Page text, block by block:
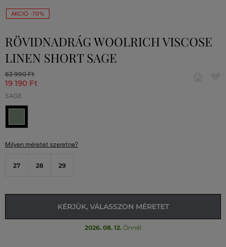
AKCIÓ -70%
RÖVIDNADRÁG WOOLRICH VISCOSE
LINEN SHORT SAGE
63 990 Ft
19 190 Ft
SAGE
Milyen méretet szeretne?
27 28 29
KÉRJÜK, VÁLASSZON MÉRETET
2026. 08. 12. Önnél